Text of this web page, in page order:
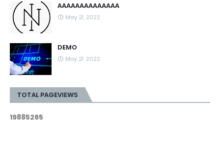
AAAAAAAAAAAAAA
May 21, 2022
DEMO
May 21, 2022
TOTAL PAGEVIEWS
19885265